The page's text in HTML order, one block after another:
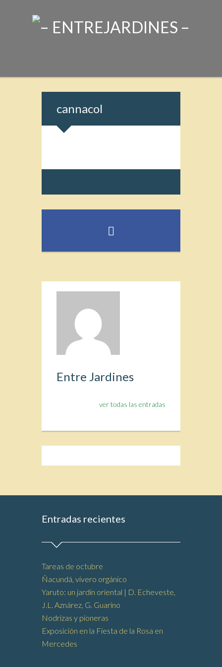
cannacol
Entre Jardines
ver todas las entradas
Entradas recientes
Tareas de octubre
Ñacundá, vivero orgánico
Yaruto: un jardín oriental | D. Echeveste,
J.L. Aznárez, G. Guarino
Nodrizas y pioneras
Exposición en la Fiesta de la Rosa en
Mercedes